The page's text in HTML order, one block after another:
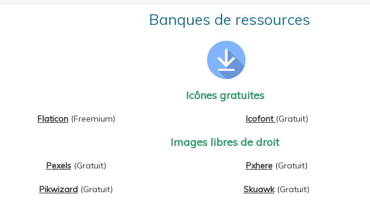
Banques de ressources
Icônes gratuites
Flaticon (Freemium) Icofont (Gratuit)
Images libres de droit
Pexels(Gratuit) Pxhere(Gratuit)
Pikwizard (Gratuit) Skuawk(Gratuit)